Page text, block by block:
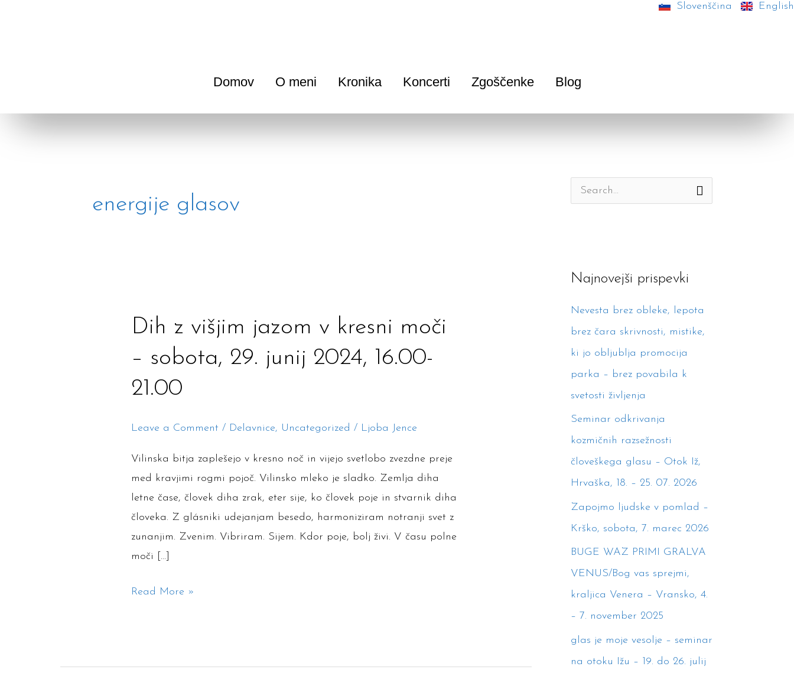
Slovenščina English
Domov O meni Kronika Koncerti Zgoščenke Blog
energije glasov
Dih z višjim jazom v kresni moči
– sobota, 29. junij 2024, 16.00-
21.00
Leave a Comment / Delavnice, Uncategorized / Ljoba Jence
Vilinska bitja zaplešejo v kresno noč in vijejo svetlobo zvezdne preje
med kravjimi rogmi pojoč. Vilinsko mleko je sladko. Zemlja diha
letne čase, človek diha zrak, eter sije, ko človek poje in stvarnik diha
človeka. Z glásniki udejanjam besedo, harmoniziram notranji svet z
zunanjim. Zvenim. Vibriram. Sijem. Kdor poje, bolj živi. V času polne
moči […]
Dih
višjim
jazom
–
sobota,
29.
junij
2024,
16.00-
Read More »
cNajnovejši prispevki
Nevesta brez obleke, lepota
brez čara skrivnosti, mistike,
ki jo obljublja promocija
parka – brez povabila k
svetosti življenja
Seminar odkrivanja
kozmičnih razsežnosti
človeškega glasu – Otok Iž,
Hrvaška, 18. – 25. 07. 2026
Zapojmo ljudske v pomlad –
Krško, sobota, 7. marec 2026
BUGE WAZ PRIMI GRALVA
VENUS/Bog vas sprejmi,
kraljica Venera – Vransko, 4.
– 7. november 2025
glas je moje vesolje – seminar
na otoku Ižu – 19. do 26. julij